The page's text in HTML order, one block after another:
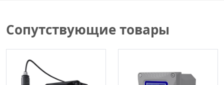
Сопутствующие товары